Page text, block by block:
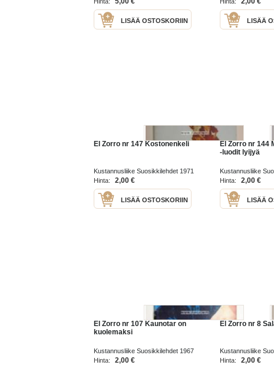
LISÄÄ OSTOSKORIIN LISÄÄ
El Zorro nr 147 Kostonenkeli
Kustannusliike Suosikkilehdet 1971
Hinta:
2,00 €
LISÄÄ OSTOSKORIIN
El Zorro nr 144
-luodit lyijyä
Kustannusliike
Hinta:
2,00 €
LISÄÄ
El Zorro nr 107 Kaunotar on
kuolemaksi
Kustannusliike Suosikkilehdet 1967
Hinta:
2,00 €
El Zorro nr 8
Kustannusliike
Hinta:
2,00 €